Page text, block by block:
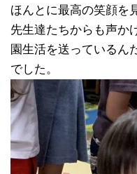
ほんとに最高の笑顔を
先生達たちからも声か
園生活を送っているん
でした。